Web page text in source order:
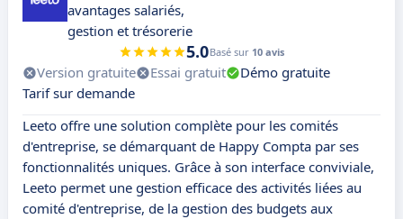
avantages salariés,
gestion et trésorerie
5.0Basé sur 10 avis
Version gratuite Essai gratuit
Démo gratuite
Tarif sur demande
Leeto offre une solution complète pour les comités
d'entreprise, se démarquant de Happy Compta par ses
fonctionnalités uniques. Grâce à son interface conviviale,
Leeto permet une gestion efficace des activités liées au
comité d'entreprise, de la gestion des budgets aux